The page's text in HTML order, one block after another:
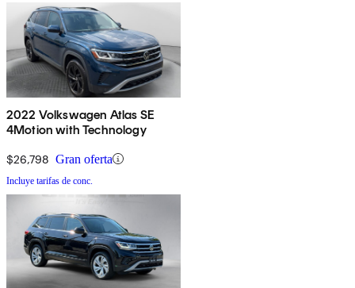
2022 Volkswagen Atlas SE
4Motion with Technology
$26,798 Gran oferta
Incluye tarifas de conc.